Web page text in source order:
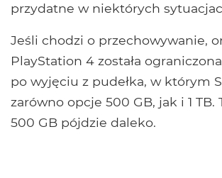
przydatne w niektórych
Jeśli chodzi o przechowywanie,
PlayStation 4 została
po wyjęciu z pudełka, w którym
zarówno opcje 500 GB, jak i 1 TB.
500 GB pójdzie daleko.